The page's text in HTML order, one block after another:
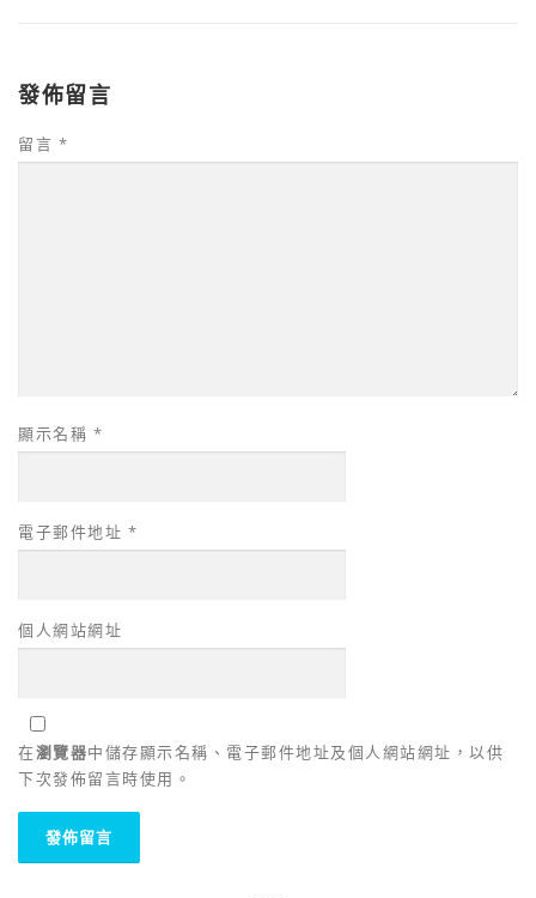
發佈留言
留言 *
顯示名稱 *
電子郵件地址 *
個人網站網址
在瀏覽器中儲存顯示名稱、電子郵件地址及個人網站網址，以供
下次發佈留言時使用。